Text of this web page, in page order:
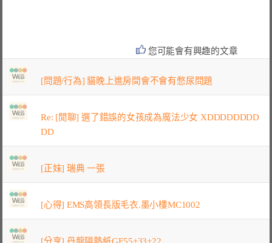
您可能會有興趣的文章
[問題/行為] 貓晚上進房間會不會有憋尿問題
Re: [閒聊] 選了錯誤的女孩成為魔法少女 XDDDDDDDD
DD
[正妹] 瑞典 一張
[心得] EMS高領長版毛衣.墨小樓MC1002
[分享] 丹龍隔熱紙GE55+33+22